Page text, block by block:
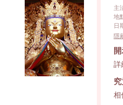
主
地
日
隱
詳
相